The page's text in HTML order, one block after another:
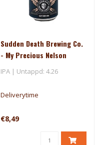
Sudden Death Brewing Co.
- My Precious Nelson
IPA | Untappd: 4.26
Deliverytime
€8,49